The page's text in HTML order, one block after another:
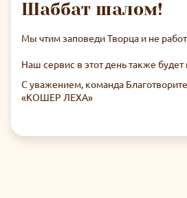
Шаббат шалом!
Мы чтим заповеди Творца и не
Наш сервис в этот день также будет
С уважением, команда
«КОШЕР ЛЕХА»